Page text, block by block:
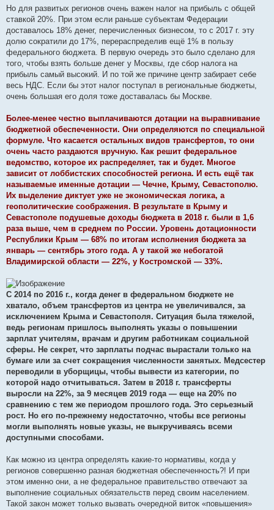
Но для развитых регионов очень важен налог на прибыль с общей
ставкой 20%. При этом если раньше субъектам Федерации
доставалось 18% денег, перечисленных бизнесом, то с 2017 г. эту
долю сократили до 17%, перераспределив ещё 1% в пользу
федерального бюджета. В первую очередь это было сделано для
того, чтобы взять больше денег у Москвы, где сбор налога на
прибыль самый высокий. И по той же причине центр забирает себе
весь НДС. Если бы этот налог поступал в региональные бюджеты,
очень большая его доля тоже доставалась бы Москве.
Более-менее честно выплачиваются дотации на выравнивание
бюджетной обеспеченности. Они определяются по специальной
формуле. Что касается остальных видов трансфертов, то они
очень часто раздаются вручную. Как решит федеральное
ведомство, которое их распределяет, так и будет. Многое
зависит от лоббистских способностей региона. И есть ещё так
называемые именные дотации — Чечне, Крыму, Севастополю.
Их выделение диктует уже не экономическая логика, а
геополитические соображения. В результате в Крыму и
Севастополе подушевые доходы бюджета в 2018 г. были в 1,6
раза выше, чем в среднем по России. Уровень дотационности
Республики Крым — 68% по итогам исполнения бюджета за
январь — сентябрь этого года. А у такой же небогатой
Владимирской области — 22%, у Костромской — 33%.
С 2014 по 2016 г., когда денег в федеральном бюджете не
хватало, объем трансфертов из центра не увеличивался, за
исключением Крыма и Севастополя. Ситуация была тяжелой,
ведь регионам пришлось выполнять указы о повышении
зарплат учителям, врачам и другим работникам социальной
сферы. Не секрет, что зарплаты подчас вырастали только на
бумаге или за счет сокращения численности занятых. Медсестер
переводили в уборщицы, чтобы вывести из категории, по
которой надо отчитываться. Затем в 2018 г. трансферты
выросли на 22%, за 9 месяцев 2019 года — еще на 20% по
сравнению с тем же периодом прошлого года. Это серьезный
рост. Но его по-прежнему недостаточно, чтобы все регионы
могли выполнять новые указы, не выкручиваясь всеми
доступными способами.
Как можно из центра определять какие-то нормативы, когда у
регионов совершенно разная бюджетная обеспеченность?! И при
этом именно они, а не федеральное правительство отвечают за
выполнение социальных обязательств перед своим населением.
Такой закон может только вызвать очередной виток «повышения»